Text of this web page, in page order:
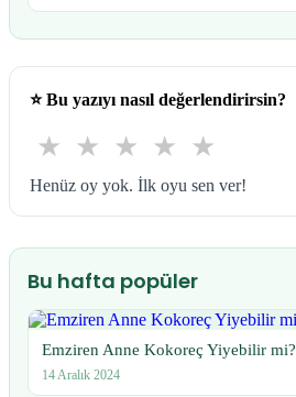
⭐Bu yazıyı nasıl değerlendirirsin?
★ ★ ★ ★ ★
Henüz oy yok. İlk oyu sen ver!
Bu hafta popüler
Emziren Anne Kokoreç Yiyebilir mi?
14 Aralık 2024